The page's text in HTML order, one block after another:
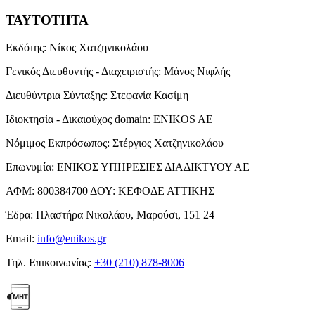
ΤΑΥΤΟΤΗΤΑ
Εκδότης: Νίκος Χατζηνικολάου
Γενικός Διευθυντής - Διαχειριστής: Μάνος Νιφλής
Διευθύντρια Σύνταξης: Στεφανία Κασίμη
Ιδιοκτησία - Δικαιούχος domain: ENIKOS AE
Νόμιμος Εκπρόσωπος: Στέργιος Χατζηνικολάου
Επωνυμία: ΕΝΙΚΟΣ ΥΠΗΡΕΣΙΕΣ ΔΙΑΔΙΚΤΥΟΥ ΑΕ
ΑΦΜ: 800384700 ΔΟΥ: ΚΕΦΟΔΕ ΑΤΤΙΚΗΣ
Έδρα: Πλαστήρα Νικολάου, Μαρούσι, 151 24
Email: info@enikos.gr
Τηλ. Επικοινωνίας: +30 (210) 878-8006